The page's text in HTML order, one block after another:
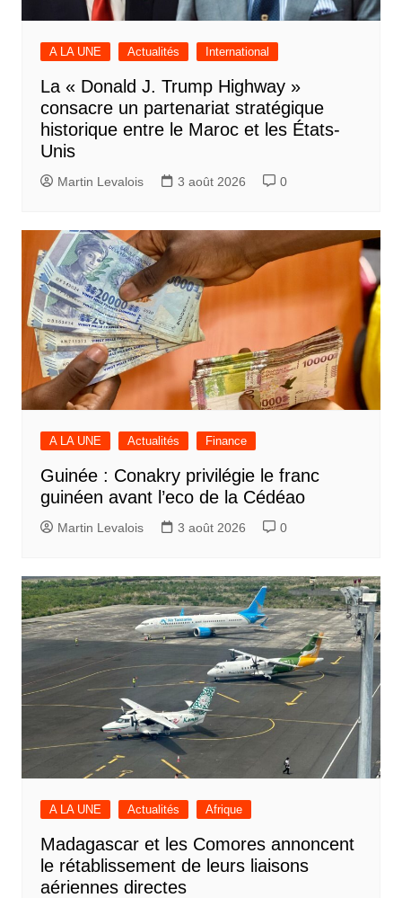
A LA UNE Actualités International
La « Donald J. Trump Highway »
consacre un partenariat stratégique
historique entre le Maroc et les États-
Unis
Martin Levalois 3 août 2026 0
A LA UNE Actualités Finance
Guinée : Conakry privilégie le franc
guinéen avant l’eco de la Cédéao
Martin Levalois 3 août 2026 0
A LA UNE Actualités Afrique
Madagascar et les Comores annoncent
le rétablissement de leurs liaisons
aériennes directes